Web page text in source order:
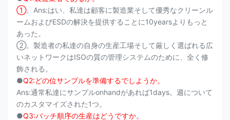
①。Ans:はい、私達は顧客に製造業そして優秀なクリーンル
ームおよびESDの解決を提供することに10yearsよりもっと
あった。
②。製造者の私達の自身の生産工場そして厳しく選ばれる広
いネットワークはISOの質の管理システムのために、全く修
飾される。
●Q2:どの位サンプルを準備するでしようか。
Ans:通常私達にサンプルonhandがあれば1days。週について
のカスタマイズされた1つ。
●Q3:バッチ順序の生産はどうですか。